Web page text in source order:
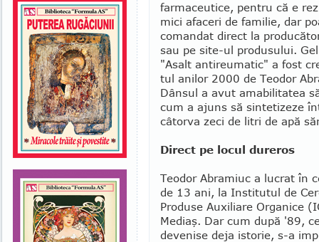
farmaceutice, pentru că e
mici afa­ceri de familie, dar
comandat direct la
sau pe site-ul produsului.
"Asalt antireumatic" a fost
tul anilor 2000 de Teodor
Dânsul a avut amabilitatea
cum a ajuns să sinte­tizeze
câtorva zeci de litri de apă
Direct pe locul dureros
Teodor Abramiuc a lucrat în
de 13 ani, la Institutul de
Produse Auxiliare Organice
Mediaş. Dar cum după '89,
devenise deja istorie, s-a